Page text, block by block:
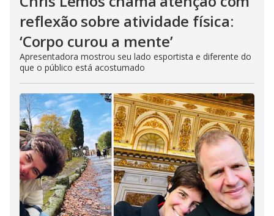
reflexão sobre atividade física:
‘Corpo curou a mente’
Apresentadora mostrou seu lado esportista e diferente do
que o público está acostumado